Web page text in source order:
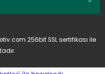
256bit SSL sertifikası ile